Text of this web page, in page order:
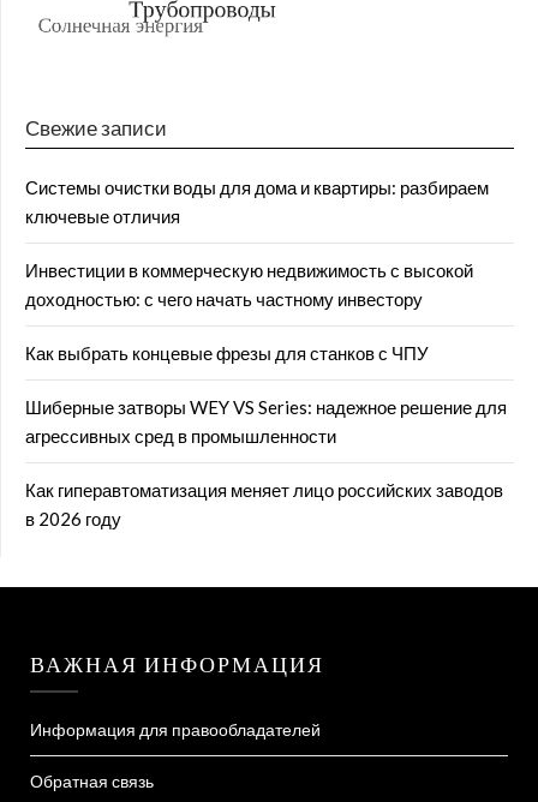
Свежие записи
Системы очистки воды для дома и квартиры: разбираем
ключевые отличия
Инвестиции в коммерческую недвижимость с высокой
доходностью: с чего начать частному инвестору
Как выбрать концевые фрезы для станков с ЧПУ
Шиберные затворы WEY VS Series: надежное решение для
агрессивных сред в промышленности
Как гиперавтоматизация меняет лицо российских заводов
в 2026 году
ВАЖНАЯ ИНФОРМАЦИЯ
Информация для правообладателей
Обратная связь